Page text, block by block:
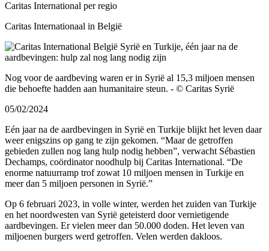
Caritas International per regio
Caritas Internationaal in België
Nog voor de aardbeving waren er in Syrië al 15,3 miljoen mensen
die behoefte hadden aan humanitaire steun. - © Caritas Syrië
05/02/2024
Eén jaar na de aardbevingen in Syrië en Turkije blijkt het leven daar
weer enigszins op gang te zijn gekomen. “Maar de getroffen
gebieden zullen nog lang hulp nodig hebben”, verwacht Sébastien
Dechamps, coördinator noodhulp bij Caritas International. “De
enorme natuurramp trof zowat 10 miljoen mensen in Turkije en
meer dan 5 miljoen personen in Syrië.”
Op 6 februari 2023, in volle winter, werden het zuiden van Turkije
en het noordwesten van Syrië geteisterd door vernietigende
aardbevingen. Er vielen meer dan 50.000 doden. Het leven van
miljoenen burgers werd getroffen. Velen werden dakloos.